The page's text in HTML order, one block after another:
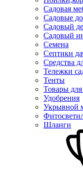
Садовая
Садовые
Садовый
Садовый
Семена
Септики
Средства
Тележки
Тенты
Товары
Удобрения
Укрывной
Шланги